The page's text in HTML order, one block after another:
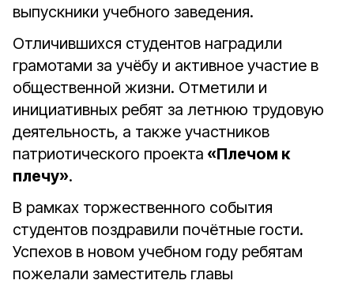
выпускники учебного заведения.
Отличившихся студентов наградили
грамотами за учёбу и активное участие в
общественной жизни. Отметили и
инициативных ребят за летнюю трудовую
деятельность, а также участников
патриотического проекта «Плечом к
плечу».
В рамках торжественного события
студентов поздравили почётные гости.
Успехов в новом учебном году ребятам
пожелали заместитель главы